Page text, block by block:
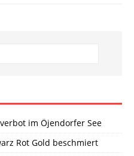
im Öjendorfer See
Rot Gold beschmiert